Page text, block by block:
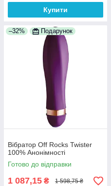
Купити
–32% Подарунок
Вібратор Off Rocks Twister
100% Анонімності
Готово до відправки
1 087,15 ₴ 1 598,75 ₴